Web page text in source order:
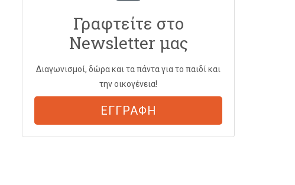
Γραφτείτε στο
Newsletter μας
Διαγωνισμοί, δώρα και τα πάντα για το παιδί και
την οικογένεια!
ΕΓΓΡΑΦΗ